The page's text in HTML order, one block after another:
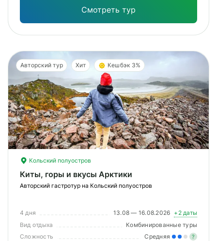
Смотреть тур
Авторский тур Хит Кешбэк 3%
Кольский полуостров
Киты, горы и вкусы Арктики
Авторский гастротур на Кольский полуостров
4 дня 13.08 — 16.08.2026 +2 даты
Вид отдыха
Комбинированные туры
Сложность
Средняя ?